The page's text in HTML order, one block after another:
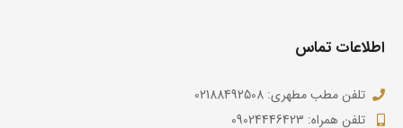
اطلاعات تماس
تلفن مطب مطهری: 02188492508
تلفن همراه: 09024446423